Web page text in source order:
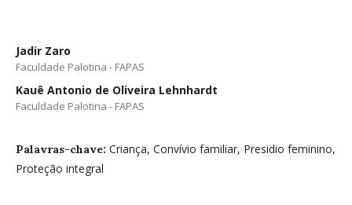
Jadir Zaro
Faculdade Palotina - FAPAS
Kauê Antonio de Oliveira Lehnhardt
Faculdade Palotina - FAPAS
Palavras-chave: Criança, Convívio familiar, Presidio feminino,
Proteção integral